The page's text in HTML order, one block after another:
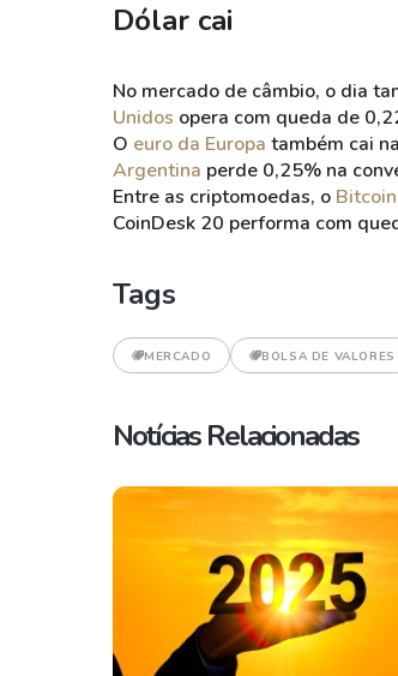
Dólar cai
No mercado de câmbio, o dia
Unidos opera com queda de
O euro da Europa também cai
Argentina perde 0,25% na
Entre as criptomoedas, o
CoinDesk 20 performa com
Tags
MERCADO BOLSA DE VALORES
Notícias Relacionadas